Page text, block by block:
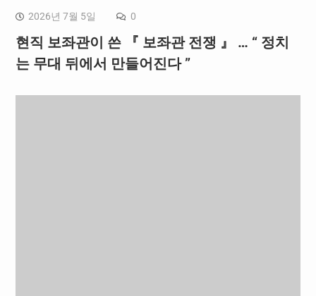
2026년 7월 5일 0
현직 보좌관이 쓴 『 보좌관 전쟁 』 … “ 정치
는 무대 뒤에서 만들어진다 ”